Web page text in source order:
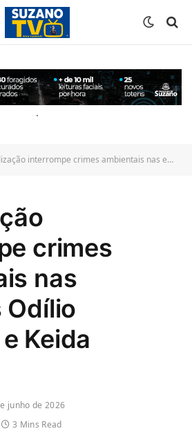
.
interrompe crimes ambientais nas estradas Odílio Cardoso e Keida Harada
crimes
nas
Keida
junho de 2026
3 Mins Read